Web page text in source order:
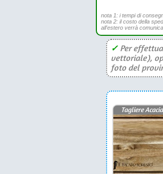
nota 1: i tempi di
nota 2: il costo della
all'estero verrà
✓Per
vettoriale),
foto del
Tagliere